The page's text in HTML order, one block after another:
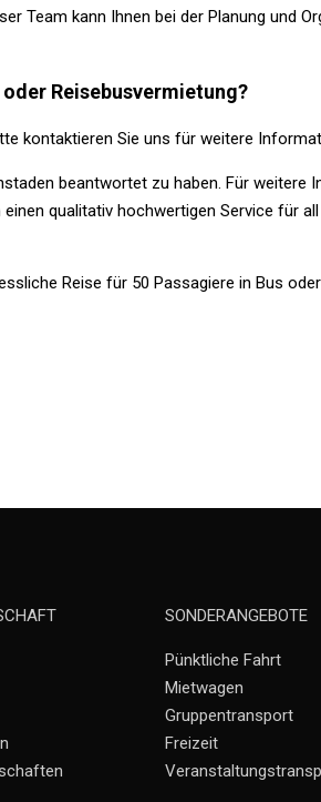
Team kann Ihnen bei der Planung und
Reisebusvermietung?
kontaktieren Sie uns für weitere
beantwortet zu haben. Für weitere
qualitativ hochwertigen Service für
Reise für 50 Passagiere in Bus
SONDERANGEBOTE
Pünktliche Fahrt
Mietwagen
Gruppentransport
Freizeit